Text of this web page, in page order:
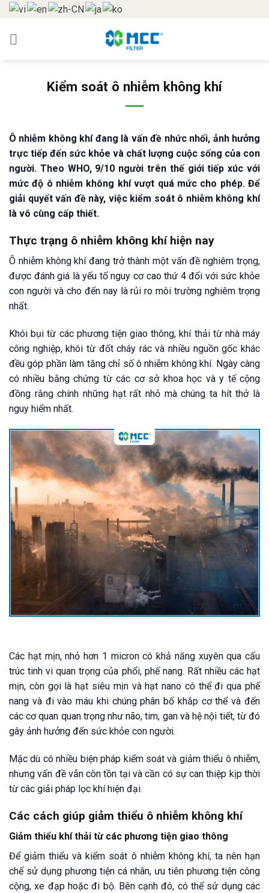
Skip
content
Kiểm soát ô nhiễm không khí
Ô nhiễm không khí đang là vấn đề nhức nhối, ảnh hưởng
trực tiếp đến sức khỏe và chất lượng cuộc sống của con
người. Theo WHO, 9/10 người trên thế giới tiếp xúc với
mức độ ô nhiễm không khí vượt quá mức cho phép. Để
giải quyết vấn đề này, việc kiểm soát ô nhiễm không khí
là vô cùng cấp thiết.
Thực trạng ô nhiễm không khí hiện nay
Ô nhiễm không khí đang trở thành một vấn đề nghiêm trọng,
được đánh giá là yếu tố nguy cơ cao thứ 4 đối với sức khỏe
con người và cho đến nay là rủi ro môi trường nghiêm trọng
nhất.
Khói bụi từ các phương tiện giao thông, khí thải từ nhà máy
công nghiệp, khói từ đốt cháy rác và nhiều nguồn gốc khác
đều góp phần làm tăng chỉ số ô nhiễm không khí. Ngày càng
có nhiều bằng chứng từ các cơ sở khoa học và y tế cộng
đồng rằng chính những hạt rất nhỏ mà chúng ta hít thở là
nguy hiểm nhất.
Các hạt mịn, nhỏ hơn 1 micron có khả năng xuyên qua cấu
trúc tinh vi quan trọng của phổi, phế nang. Rất nhiều các hạt
mịn, còn gọi là hạt siêu mịn và hạt nano có thể đi qua phế
nang và đi vào máu khi chúng phân bố khắp cơ thể và đến
các cơ quan quan trọng như não, tim, gan và hệ nội tiết, từ đó
gây ảnh hưởng đến sức khỏe con người.
Mặc dù có nhiều biện pháp kiểm soát và giảm thiểu ô nhiễm,
nhưng vấn đề vẫn còn tồn tại và cần có sự can thiệp kịp thời
từ các giải pháp lọc khí hiện đại.
Các cách giúp giảm thiểu ô nhiễm không khí
Giảm thiểu khí thải từ các phương tiện giao thông
Để giảm thiểu và kiểm soát ô nhiễm không khí, ta nên hạn
chế sử dụng phương tiện cá nhân, ưu tiên phương tiện công
cộng, xe đạp hoặc đi bộ. Bên cạnh đó, có thể sử dụng các